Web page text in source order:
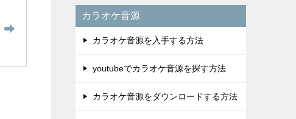
カラオケ音源
カラオケ音源を入手する方法
youtubeでカラオケ音源を探す方法
カラオケ音源をダウンロードする方法